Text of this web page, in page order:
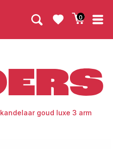
0
kandelaar goud luxe 3 arm